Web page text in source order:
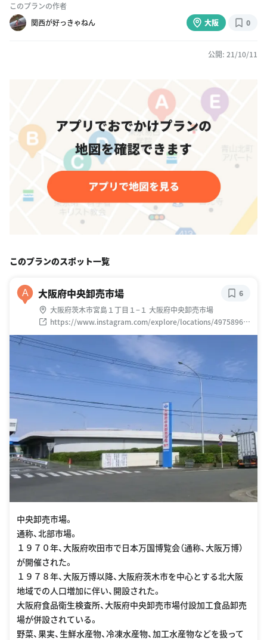
このプランの作者
関西が好っきゃねん
大阪 0
公開: 21/10/11
このプランのスポット一覧
A 大阪府中央卸売市場
大阪府茨木市宮島１丁目１−１ 大阪府中央卸売市場
https://www.instagram.com/explore/locations/49758968
7412725
6
中央卸売市場。
通称、北部市場。
１９７０年、大阪府吹田市で日本万国博覧会（通称、大阪万博）
が開催された。
１９７８年、大阪万博以降、大阪府茨木市を中心とする北大阪
地域での人口増加に伴い、開設された。
大阪府食品衛生検査所、大阪府中央卸売市場付設加工食品卸売
場が併設されている。
野菜、果実、生鮮水産物、冷凍水産物、加工水産物などを扱って